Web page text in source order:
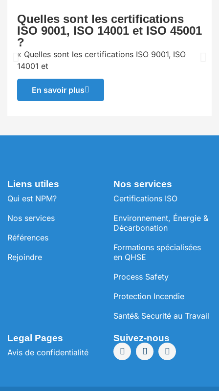
Quelles sont les certifications
ISO 9001, ISO 14001 et ISO 45001
?
« Quelles sont les certifications ISO 9001, ISO
14001 et
En savoir plus
Liens utiles
Qui est NPM?
Nos services
Références
Rejoindre
Nos services
Certifications ISO
Environnement, Énergie &
Décarbonation
⁠Formations spécialisées
en QHSE
Process Safety
Protection Incendie
Santé& Securité au Travail
Legal Pages
Avis de confidentialité
Suivez-nous